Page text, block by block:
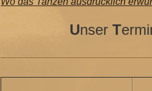
UnserT